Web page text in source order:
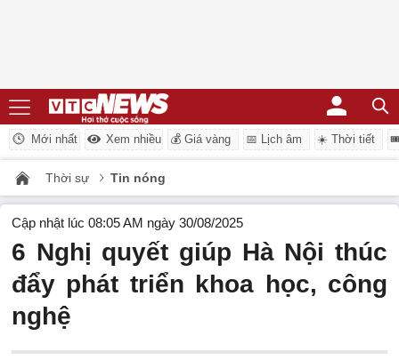
Mới nhất Xem nhiều 💰 Giá vàng 📅 Lịch âm ☀️ Thời tiết
Thời sự Tin nóng
Cập nhật lúc 08:05 AM ngày 30/08/2025
6 Nghị quyết giúp Hà Nội thúc
đẩy phát triển khoa học, công
nghệ